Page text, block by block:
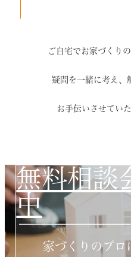
ご自宅でお家づくりの
疑問を一緒に考え、
お手伝いさせていた
無料相談
中
家づくりのプロ